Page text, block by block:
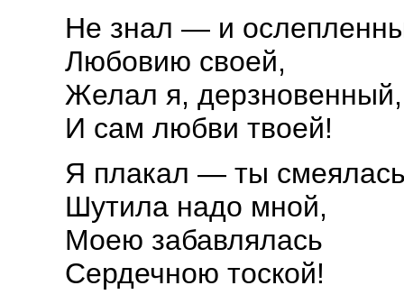
Не знал — и
Любовию своей,
Желал я, дерзновенный,
И сам любви твоей!
Я плакал — ты
Шутила надо мной,
Моею забавлялась
Сердечною тоской!